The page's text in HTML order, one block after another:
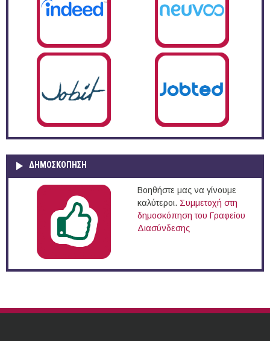
ΔΗΜΟΣΚΌΠΗΣΗ
Βοηθήστε μας να γίνουμε
καλύτεροι. Συμμετοχή στη
δημοσκόπηση του Γραφείου
Διασύνδεσης